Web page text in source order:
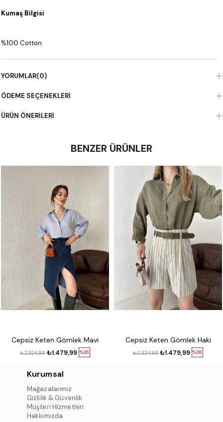
Kumaş Bilgisi
%100 Cotton
YORUMLAR(0)
ÖDEME SEÇENEKLERI
ÜRÜN ÖNERILERI
BENZER ÜRÜNLER
Cepsiz Keten Gömlek Mavi
%36
₺1.479,99
₺2.324,99
Cepsiz Keten Gömlek Haki
%36
₺1.479,99
₺2.324,99
Kurumsal
Mağazalarımız
Gizlilik & Güvenlik
Müşteri Hizmetleri
Hakkımızda